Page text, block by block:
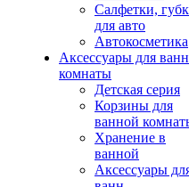
Салфетки,
для авто
Автокосметика
Аксессуары для
комнаты
Детская серия
Корзины для
ванной
Хранение в
ванной
Аксессуары